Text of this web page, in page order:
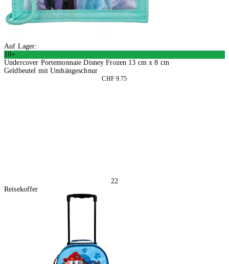
Auf Lager:
10+
Undercover Portemonnaie Disney Frozen 13 cm x 8 cm
Geldbeutel mit Umhängeschnur
CHF 9.75
22
Reisekoffer